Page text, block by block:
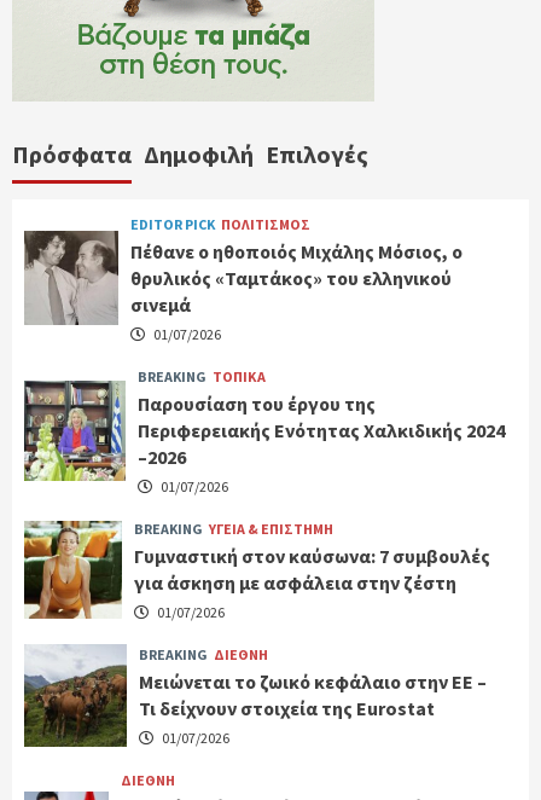
Πρόσφατα Δημοφιλή Επιλογές
EDITOR PICK ΠΟΛΙΤΙΣΜΟΣ
Πέθανε ο ηθοποιός Μιχάλης Μόσιος, ο
θρυλικός «Ταμτάκος» του ελληνικού
σινεμά
01/07/2026
BREAKING ΤΟΠΙΚΑ
Παρουσίαση του έργου της
Περιφερειακής Ενότητας Χαλκιδικής 2024
–2026
01/07/2026
BREAKING ΥΓΕΙΑ & ΕΠΙΣΤΗΜΗ
Γυμναστική στον καύσωνα: 7 συμβουλές
για άσκηση με ασφάλεια στην ζέστη
01/07/2026
BREAKING ΔΙΕΘΝΗ
Μειώνεται το ζωικό κεφάλαιο στην ΕΕ –
Τι δείχνουν στοιχεία της Eurostat
01/07/2026
ΔΙΕΘΝΗ